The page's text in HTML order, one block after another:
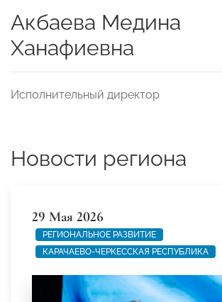
Акбаева Медина
Ханафиевна
Исполнительный директор
Новости региона
29 Мая 2026
РЕГИОНАЛЬНОЕ РАЗВИТИЕ
КАРАЧАЕВО-ЧЕРКЕССКАЯ РЕСПУБЛИКА